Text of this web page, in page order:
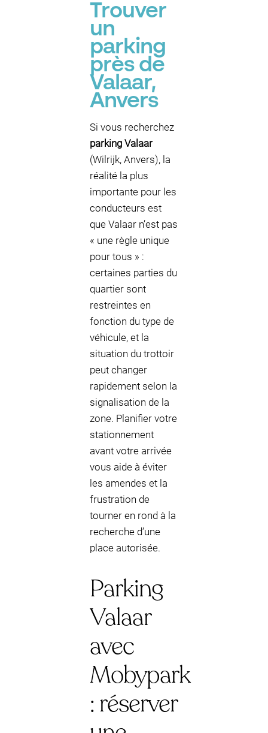
Trouver
un
parking
près de
Valaar,
Anvers
Si vous recherchez
parking Valaar
(Wilrijk, Anvers), la
réalité la plus
importante pour les
conducteurs est
que Valaar n’est pas
« une règle unique
pour tous » :
certaines parties du
quartier sont
restreintes en
fonction du type de
véhicule, et la
situation du trottoir
peut changer
rapidement selon la
signalisation de la
zone. Planifier votre
stationnement
avant votre arrivée
vous aide à éviter
les amendes et la
frustration de
tourner en rond à la
recherche d’une
place autorisée.
Parking
Valaar
avec
Mobypark
: réserver